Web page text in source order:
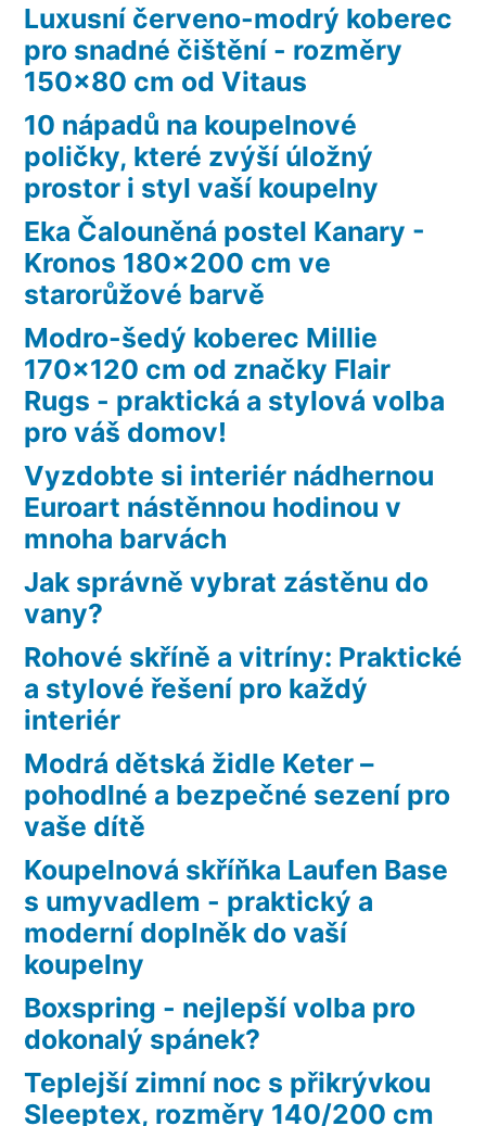
Luxusní červeno-modrý koberec
pro snadné čištění - rozměry
150×80 cm od Vitaus
10 nápadů na koupelnové
poličky, které zvýší úložný
prostor i styl vaší koupelny
Eka Čalouněná postel Kanary -
Kronos 180×200 cm ve
starorůžové barvě
Modro-šedý koberec Millie
170×120 cm od značky Flair
Rugs - praktická a stylová volba
pro váš domov!
Vyzdobte si interiér nádhernou
Euroart nástěnnou hodinou v
mnoha barvách
Jak správně vybrat zástěnu do
vany?
Rohové skříně a vitríny: Praktické
a stylové řešení pro každý
interiér
Modrá dětská židle Keter –
pohodlné a bezpečné sezení pro
vaše dítě
Koupelnová skříňka Laufen Base
s umyvadlem - praktický a
moderní doplněk do vaší
koupelny
Boxspring - nejlepší volba pro
dokonalý spánek?
Teplejší zimní noc s přikrývkou
Sleeptex, rozměry 140/200 cm